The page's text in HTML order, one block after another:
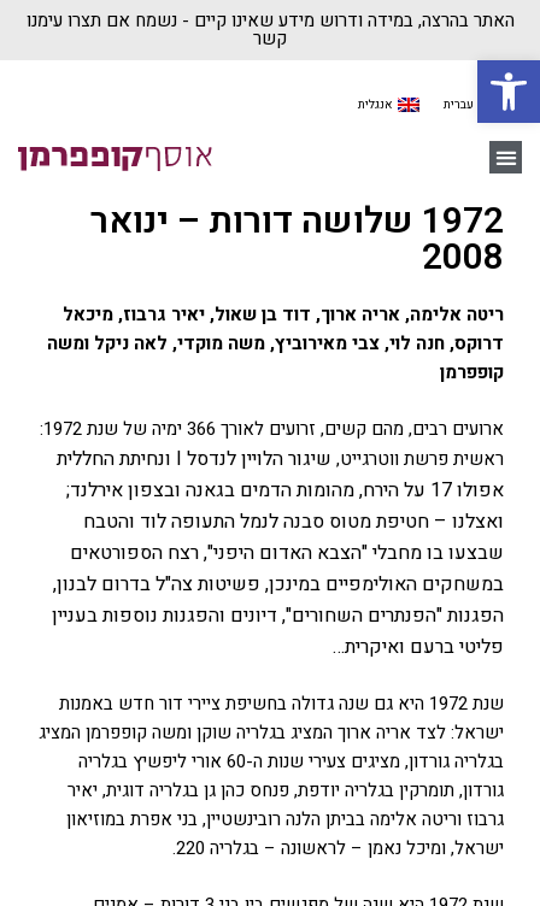
האתר בהרצה, במידה ודרוש מידע שאינו קיים - נשמח אם תצרו עימנו
קשר
עברית אנגלית
1972 שלושה דורות – ינואר
2008
ריטה אלימה, אריה ארוך, דוד בן שאול, יאיר גרבוז, מיכאל
דרוקס, חנה לוי, צבי מאירוביץ, משה מוקדי, לאה ניקל ומשה
קופפרמן
ארועים רבים, מהם קשים, זרועים לאורך 366 ימיה של שנת 1972:
ראשית פרשת ווטרגייט,
שיגור הלויין לנדסל I ונחיתת החללית
אפולו 17 על הירח, מהומות הדמים בגאנה ובצפון אירלנד;
ואצלנו – חטיפת מטוס סבנה לנמל התעופה לוד והטבח
שבצעו בו מחבלי "הצבא האדום היפני", רצח הספורטאים
במשחקים האולימפיים במינכן, פשיטות צה"ל בדרום לבנון,
הפגנות "הפנתרים השחורים", דיונים והפגנות נוספות בעניין
פליטי ברעם ואיקרית…
שנת 1972 היא גם שנה גדולה בחשיפת ציירי דור חדש באמנות
ישראל: לצד אריה ארוך המציג בגלריה שוקן ומשה קופפרמן המציג
בגלריה גורדון, מציגים צעירי שנות ה-60 אורי ליפשיץ בגלריה
גורדון, תומרקין בגלריה יודפת, פנחס כהן גן בגלריה דוגית, יאיר
גרבוז וריטה אלימה בביתן הלנה רובינשטיין, בני אפרת במוזיאון
ישראל, ומיכל נאמן – לראשונה – בגלריה 220.
פתח סרגל נגישות